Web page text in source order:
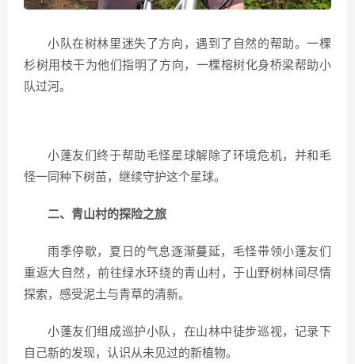
小队在树林里迷失了方向，遇到了自然的帮助。一棵
杉树用枝干为他们指明了方向，一棵榕树化身桥梁帮助小
队过河。
小蓬友们终于帮助毛怪星球解除了环境危机，并和毛
怪一同种下树苗，继续守护这个星球。
二、青山村的探险之旅
雨季停歇，夏日的气息逐渐蔓延，毛怪带领小蓬友们
重返大自然，前往绿水环绕的青山村，于山野树林间尽情
探索，感受泥土与青草的清新。
小蓬友们组成巡护小队，在山林中徒步巡视，记录下
自己新的发现，认识从未见过的新植物。